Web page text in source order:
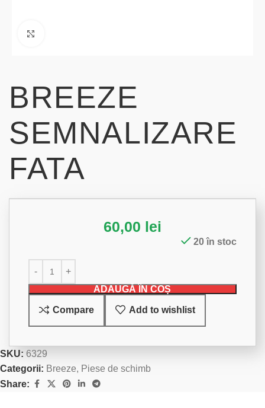
BREEZE
SEMNALIZARE
FATA
60,00 lei
20 în stoc
ADAUGĂ ÎN COȘ
Compare Add to wishlist
SKU: 6329
Categorii: Breeze, Piese de schimb
Share: